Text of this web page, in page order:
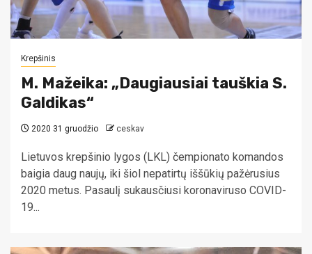
Krepšinis
M. Mažeika: „Daugiausiai tauškia S.
Galdikas“
2020 31 gruodžio ceskav
Lietuvos krepšinio lygos (LKL) čempionato komandos
baigia daug naujų, iki šiol nepatirtų iššūkių pažėrusius
2020 metus. Pasaulį sukausčiusi koronaviruso COVID-
19...